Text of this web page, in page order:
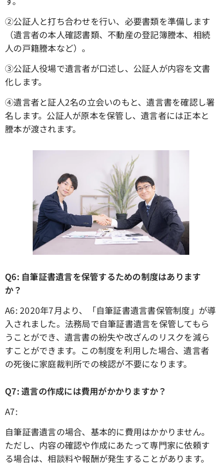
➁公証人と打ち合わせを行い、必要書類を準備します
（遺言者の本人確認書類、不動産の登記簿謄本、相続
人の戸籍謄本など）。
③公証人役場で遺言者が口述し、公証人が内容を文書
化します。
④遺言者と証人2名の立会いのもと、遺言書を確認し署
名します。公証人が原本を保管し、遺言者には正本と
謄本が渡されます。
Q6: 自筆証書遺言を保管するための制度はあります
か？
A6: 2020年7月より、「自筆証書遺言書保管制度」が導
入されました。法務局で自筆証書遺言を保管してもら
うことができ、遺言書の紛失や改ざんのリスクを減ら
すことができます。この制度を利用した場合、遺言者
の死後に家庭裁判所での検認が不要になります。
Q7: 遺言の作成には費用がかかりますか？
A7:
自筆証書遺言の場合、基本的に費用はかかりません。
ただし、内容の確認や作成にあたって専門家に依頼す
る場合は、相談料や報酬が発生することがあります。